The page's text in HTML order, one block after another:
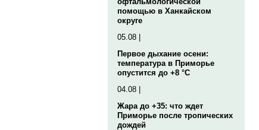
помощью в Ханкайском
округе
05.08 |
Первое дыхание осени:
температура в Приморье
опустится до +8 °C
04.08 |
Жара до +35: что ждет
Приморье после тропических
дождей